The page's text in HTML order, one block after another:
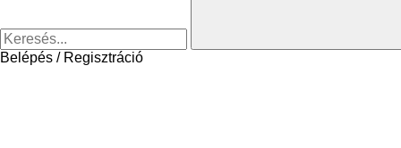
Belépés / Regisztráció